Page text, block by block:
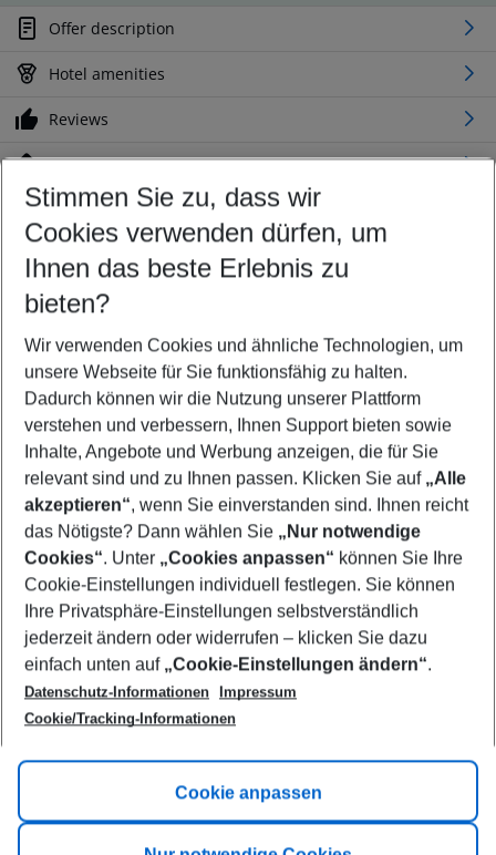
Offer description
Hotel amenities
Reviews
Location
Customize your offer
Find the perfect deal which suits your best
Your departure airport
Any airport
Select your date range
09/08/26–07/08/27 5-8 nights
Who will travel
2 adults No children
Show more filter
Footer
Footer navigation
Title A
Link A
Stimmen Sie zu, dass wir
Cookies verwenden dürfen, um
Ihnen das beste Erlebnis zu
bieten?
Wir verwenden Cookies und ähnliche Technologien, um
unsere Webseite für Sie funktionsfähig zu halten.
Dadurch können wir die Nutzung unserer Plattform
verstehen und verbessern, Ihnen Support bieten sowie
Inhalte, Angebote und Werbung anzeigen, die für Sie
relevant sind und zu Ihnen passen. Klicken Sie auf „Alle
akzeptieren“, wenn Sie einverstanden sind. Ihnen reicht
das Nötigste? Dann wählen Sie „Nur notwendige
Cookies“. Unter „Cookies anpassen“ können Sie Ihre
Cookie-Einstellungen individuell festlegen. Sie können
Ihre Privatsphäre-Einstellungen selbstverständlich
jederzeit ändern oder widerrufen – klicken Sie dazu
einfach unten auf „Cookie-Einstellungen ändern“.
Datenschutz-Informationen
Impressum
Cookie/Tracking-Informationen
Cookie anpassen